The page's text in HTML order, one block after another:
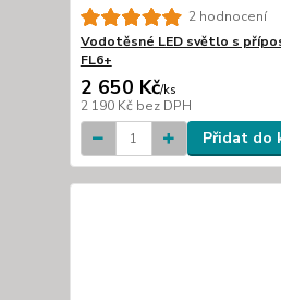
2 hodnocení
Vodotěsné LED světlo s
FL6+
2 650 Kč/ks
2 190 Kč bez DPH
Přidat do